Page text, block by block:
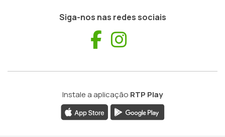
Siga-nos nas redes sociais
Facebook
Instale a aplicação RTP Play